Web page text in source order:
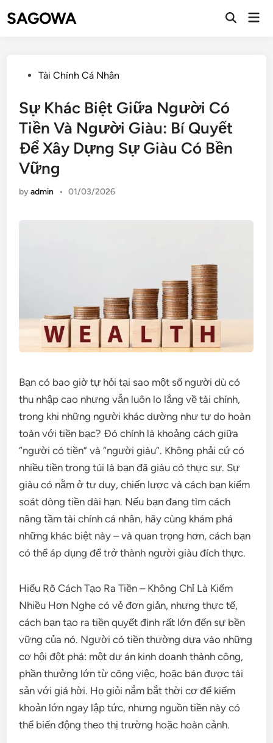
SAGOWA
Tài Chính Cá Nhân
Sự Khác Biệt Giữa Người Có
Tiền Và Người Giàu: Bí Quyết
Để Xây Dựng Sự Giàu Có Bền
Vững
byadmin • 01/03/2026
Bạn có bao giờ tự hỏi tại sao một số người dù có
thu nhập cao nhưng vẫn luôn lo lắng về tài chính,
trong khi những người khác dường như tự do hoàn
toàn với tiền bạc? Đó chính là khoảng cách giữa
“người có tiền” và “người giàu”. Không phải cứ có
nhiều tiền trong túi là bạn đã giàu có thực sự. Sự
giàu có nằm ở tư duy, chiến lược và cách bạn kiểm
soát dòng tiền dài hạn. Nếu bạn đang tìm cách
nâng tầm tài chính cá nhân, hãy cùng khám phá
những khác biệt này – và quan trọng hơn, cách bạn
có thể áp dụng để trở thành người giàu đích thực.
Hiểu Rõ Cách Tạo Ra Tiền – Không Chỉ Là Kiếm
Nhiều Hơn Nghe có vẻ đơn giản, nhưng thực tế,
cách bạn tạo ra tiền quyết định rất lớn đến sự bền
vững của nó. Người có tiền thường dựa vào những
cơ hội đột phá: một dự án kinh doanh thành công,
phần thưởng lớn từ công việc, hoặc bán được tài
sản với giá hời. Họ giỏi nắm bắt thời cơ để kiếm
khoản lớn ngay lập tức, nhưng nguồn tiền này có
thể biến động theo thị trường hoặc hoàn cảnh.